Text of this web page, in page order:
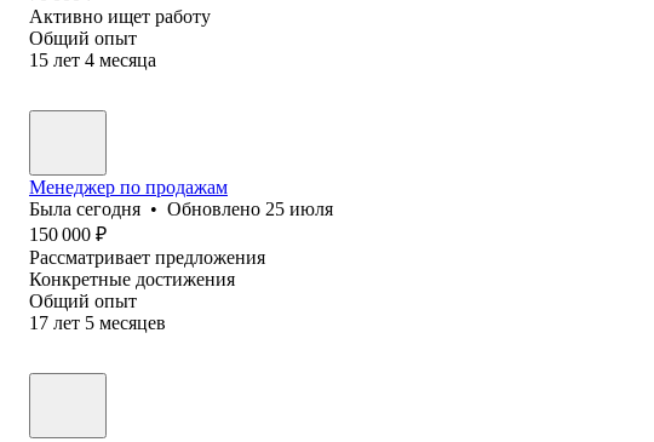
Активно ищет работу
Общий опыт
15 лет 4 месяца
Менеджер по продажам
Была сегодня • Обновлено 25 июля
150 000 ₽
Рассматривает предложения
Конкретные достижения
Общий опыт
17 лет 5 месяцев